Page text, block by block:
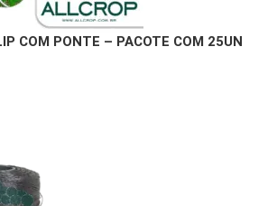
COM PONTE – PACOTE COM 25UN